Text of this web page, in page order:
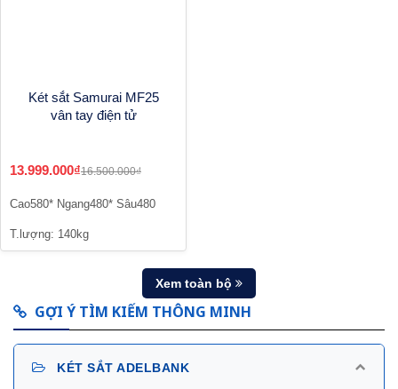
Két sắt Samurai MF25
vân tay điện tử
13.999.000₫16.500.000₫
Cao580* Ngang480* Sâu480
T.lượng: 140kg
Xem toàn bộ
GỢI Ý TÌM KIẾM THÔNG MINH
KÉT SẮT ADELBANK